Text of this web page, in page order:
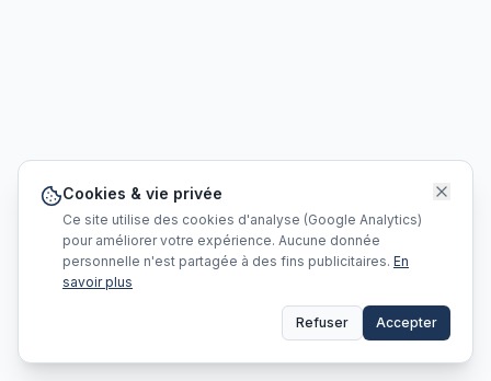
Cookies & vie privée
Ce site utilise des cookies d'analyse (Google Analytics)
pour améliorer votre expérience. Aucune donnée
personnelle n'est partagée à des fins publicitaires. En
savoir plus
Refuser Accepter